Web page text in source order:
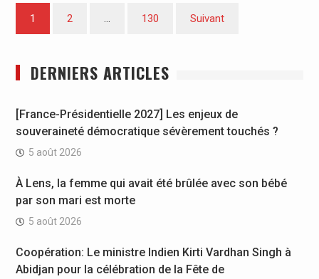
Pagination
des
1 2 … 130 Suivant
DERNIERS ARTICLES
[France-Présidentielle 2027] Les enjeux de
souveraineté démocratique sévèrement touchés ?
5 août 2026
À Lens, la femme qui avait été brûlée avec son bébé
par son mari est morte
5 août 2026
Coopération: Le ministre Indien Kirti Vardhan Singh à
Abidjan pour la célébration de la Fête de